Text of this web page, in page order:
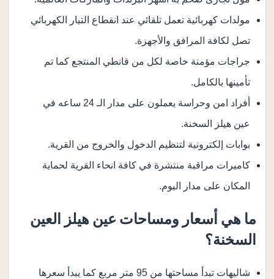
مولدات كهربائية تعمل تلقائي عند انقطاع التيار الكهربائي
تصل لكافة المرافق والأجهزة.
جراجات مؤمنة خاصة لكل من قانطي المنتجع كما تم
تأمينها بالكامل.
أفراد امن وحراسة يعملون على مدار الـ 24 ساعه في
عين هيلز السخنة.
بوابات إلكترونية لتنظيم الدخول والخروج من القرية.
كاميرات مراقبة منتشرة في كافة انحاء القرية لحماية
المكان على مدار اليوم.
ما هي أسعار ومساحات عين هيلز العين
السخنة؟
شاليهات تبدأ مساحتها من 95 متر مربع كما يبدأ سعرها